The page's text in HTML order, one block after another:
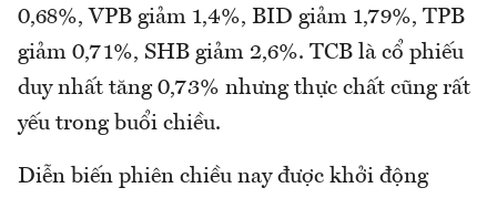
0,68%, VPB giảm 1,4%, BID giảm 1,79%, TPB
giảm 0,71%, SHB giảm 2,6%. TCB là cổ phiếu
duy nhất tăng 0,73% nhưng thực chất cũng rất
yếu trong buổi chiều.
Diễn biến phiên chiều nay được khởi động